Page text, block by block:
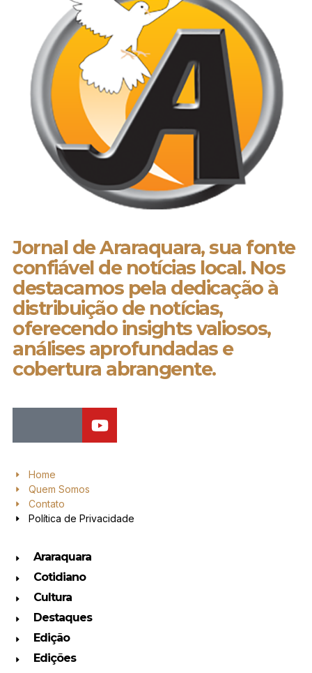
Jornal de Araraquara, sua fonte
confiável de notícias local. Nos
destacamos pela dedicação à
distribuição de notícias,
oferecendo insights valiosos,
análises aprofundadas e
cobertura abrangente.
Home
Quem Somos
Contato
Política de Privacidade
Araraquara
Cotidiano
Cultura
Destaques
Edição
Edições